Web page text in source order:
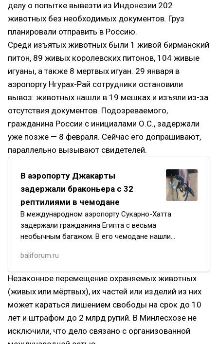
делу о попытке вывезти из Индонезии 202
животных без необходимых документов. Груз
планировали отправить в Россию.
Среди изъятых животных были 1 живой бирманский
питон, 89 живых королевских питонов, 104 живые
игуаны, а также 8 мертвых игуан. 29 января в
аэропорту Нгурах-Рай сотрудники остановили
вывоз: животных нашли в 19 мешках и изъяли из-за
отсутствия документов. Подозреваемого,
гражданина России с инициалами О.С., задержали
уже позже — 8 февраля. Сейчас его допрашивают,
параллельно вызывают свидетелей.
В аэропорту Джакарты
задержали браконьера с 32
рептилиями в чемодане
В международном аэропорту Сукарно-Хатта
задержали гражданина Египта с весьма
необычным багажом. В его чемодане нашли
вентиляции. Иностранец собирался вылете…
baliforum.ru
Незаконное перемещение охраняемых животных
(живых или мёртвых), их частей или изделий из них
может караться лишением свободы на срок до 10
лет и штрафом до 2 млрд рупий. В Минлесхозе не
исключили, что дело связано с организованной